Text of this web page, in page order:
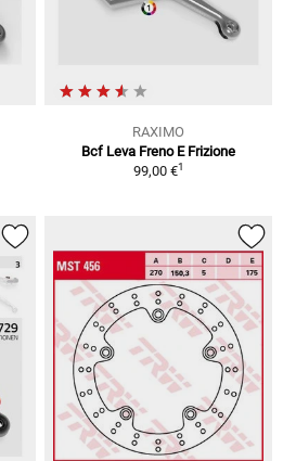
RAXIMO
Bcf Leva Freno E Frizione
99,00 €1